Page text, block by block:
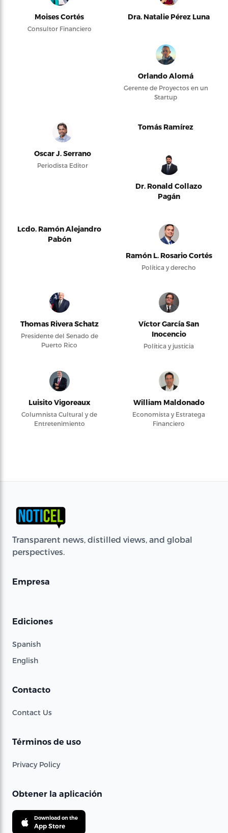
Moises Cortés
Consultor Financiero
Dra. Natalie Pérez Luna
Orlando Alomá
Gerente de Proyectos en un
Startup
Oscar J. Serrano
Periodista Editor
Tomás Ramírez
Dr. Ronald Collazo
Pagán
Lcdo. Ramón Alejandro
Pabón
Ramón L. Rosario Cortés
Política y derecho
Thomas Rivera Schatz
Presidente del Senado de
Puerto Rico
Víctor García San
Inocencio
Política y justicia
Luisito Vigoreaux
Columnista Cultural y de
Entretenimiento
William Maldonado
Economista y Estratega
Financiero
Transparent news, distilled views, and global
perspectives.
Empresa
Ediciones
Spanish
English
Contacto
Contact Us
Términos de uso
Privacy Policy
Obtener la aplicación
Download on the
App Store